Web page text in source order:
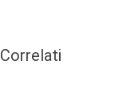
Correlati